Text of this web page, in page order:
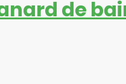
de